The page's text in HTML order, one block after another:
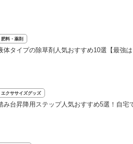
肥料・薬剤
体タイプの除草剤人気おすすめ10選【最強
エクササイズグッズ
み台昇降用ステップ人気おすすめ5選！自宅